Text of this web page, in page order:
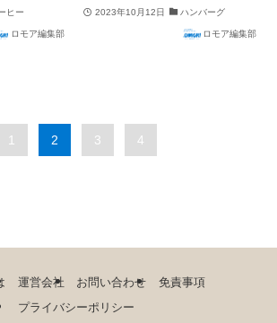
ヒー
ロモア編集部
2023年10月12日 ハンバーグ
ロモア編集部
1 2 3 4
運営会社 お問い合わせ
免責事項
プライバシーポリシー